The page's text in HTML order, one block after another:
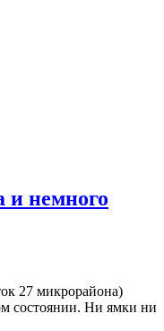
и немного
27 микрорайона)
состоянии. Ни ямки ни